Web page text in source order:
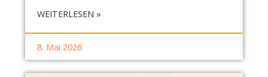
K
T
WEITERLESEN »:
-
8. Mai 2026